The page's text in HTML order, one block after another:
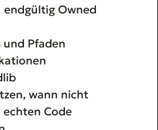
Owned
und Pfaden
wann nicht
echten Code